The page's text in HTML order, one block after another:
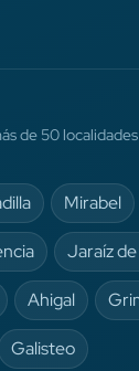
de 50
Mirabel
Jaraíz
Ahigal
Galisteo